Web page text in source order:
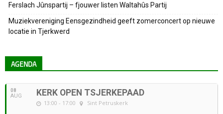
Ferslach Jûnspartij – fjouwer listen Waltahûs Partij
Muziekvereniging Eensgezindheid geeft zomerconcert op nieuwe
locatie in Tjerkwerd
AGENDA
08
AUG KERK OPEN TSJERKEPAAD
13:00 - 17:00 Sint Petruskerk